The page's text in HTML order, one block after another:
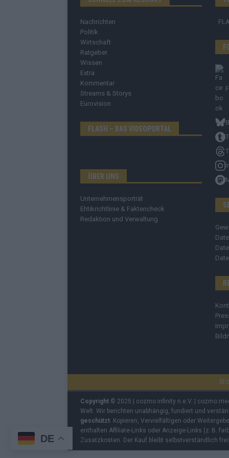
Nachrichten
Politik
Wirtschaft
Ratgeber
Wissen
Extra
Kommentar
Streams & Storys
Eurovision
FLASH – DAS VIDEOPORTAL
ÜBER UNS
Unternehmensporträt
Ehtikrichtlinie & Faktencheck
Redaktion und Verwaltung
Copyright © 2025 | cozmo infinity n.e.V. | cozmo
Welt. Wir berichten unabhängig, fundiert und
geschützt. Kopieren, Vervielfältigen oder
enthalten Affiliate-Links oder Anzeige-Links (z. B.
Zusatzkosten. Der Kauf bleibt selbstverständlich
DE